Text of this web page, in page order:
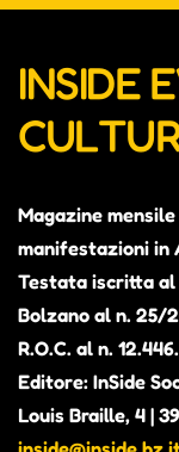
INSIDE
Magazine
manifestazioni in
Testata iscritta
Bolzano al n. 25/
R.O.C. al n. 12.446.
Editore: InSide
Louis Braille, 4 |